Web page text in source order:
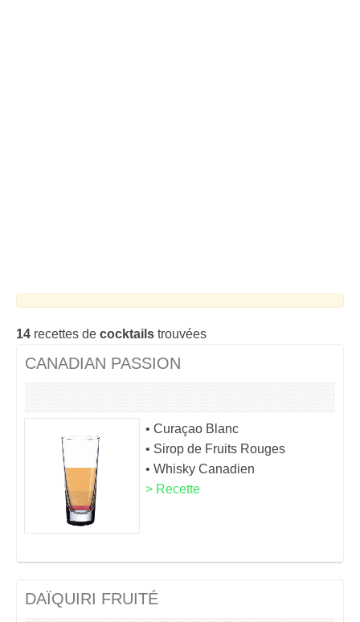
14 recettes de cocktails trouvées
CANADIAN PASSION
• Curaçao Blanc
• Sirop de Fruits Rouges
• Whisky Canadien
> Recette
DAÏQUIRI FRUITÉ